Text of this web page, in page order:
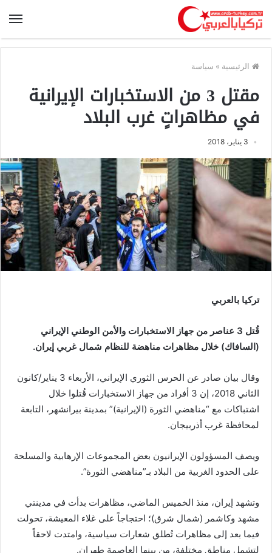
الرئيسية » سياسة
مقتل 3 من الاستخبارات الإيرانية
في مظاهراتٍ غرب البلاد
3 يناير، 2018
تركيا بالعربي
قُتل 3 عناصر من جهاز الاستخبارات والأمن الوطني الإيراني
(السافاك) خلال مظاهرات مناهضة للنظام شمال غربي إيران.
وقال بيان صادر عن الحرس الثوري الإيراني، الأربعاء 3 يناير/كانون
الثاني 2018، إن 3 أفراد من جهاز الاستخبارات قُتلوا خلال
اشتباكات مع “مناهضي الثورة (الإيرانية)” بمدينة بيرانشهر، التابعة
لمحافظة غرب أذربيجان.
ويصف المسؤولون الإيرانيون بعض المجموعات الإرهابية والمسلحة
على الحدود الغربية من البلاد بـ”مناهضي الثورة”.
وتشهد إيران، منذ الخميس الماضي، مظاهرات بدأت في مدينتي
مشهد وكاشمر (شمال شرق)؛ احتجاجاً على غلاء المعيشة، تحولت
فيما بعد إلى مظاهرات تُطلق شعارات سياسية، وامتدت لاحقاً
لتشمل مناطق مختلفة، من بينها العاصمة طهران.